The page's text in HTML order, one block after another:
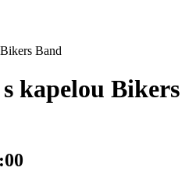
Band
kapelou Bikers